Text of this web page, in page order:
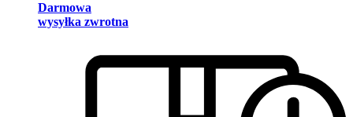
Darmowa
wysyłka zwrotna